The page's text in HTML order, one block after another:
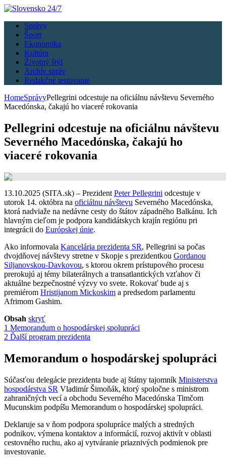
Správy
Šport
Ekonomika
Kultúra
Životný štýl
Archív správ
Redakčné testovanie
HomeSprávyPellegrini odcestuje na oficiálnu návštevu Severného
Macedónska, čakajú ho viaceré rokovania
Pellegrini odcestuje na oficiálnu návštevu
Severného Macedónska, čakajú ho
viaceré rokovania
13.10.2025 (SITA.sk) – Prezident Peter Pellegrini odcestuje v
utorok 14. októbra na oficiálnu návštevu Severného Macedónska,
ktorá nadviaže na nedávne cesty do štátov západného Balkánu. Ich
hlavným cieľom je podpora kandidátskych krajín regiónu pri
integrácii do Európskej únie.
Ako informovala Kancelária prezidenta SR, Pellegrini sa počas
dvojdňovej návštevy stretne v Skopje s prezidentkou Gordanou
Siljanovskou-Davkovou, s ktorou okrem prístupového procesu
prerokujú aj témy bilaterálnych a transatlantických vzťahov či
aktuálne bezpečnostné výzvy vo svete. Rokovať bude aj s
premiérom Hristijanom Mickoskim a predsedom parlamentu
Afrimom Gashim.
Obsah skryť
1 Memorandum o hospodárskej spolupráci
2 Ďalší program prezidenta
Memorandum o hospodárskej spolupráci
Súčasťou delegácie prezidenta bude aj štátny tajomník Ministerstva
hospodárstva SR Vladimír Šimoňák, ktorý spoločne s ministrom
zahraničných vecí a obchodu Severného Macedónska Timčom
Mucunskim podpíšu Memorandum o hospodárskej spolupráci.
Deklaruje sa v ňom podpora spolupráce malých a stredných
podnikov, výmena kontaktov a informácií, rozvoj aktivít v oblasti
cestovného ruchu, ako aj vytváranie priaznivých podmienok pre
investovanie.